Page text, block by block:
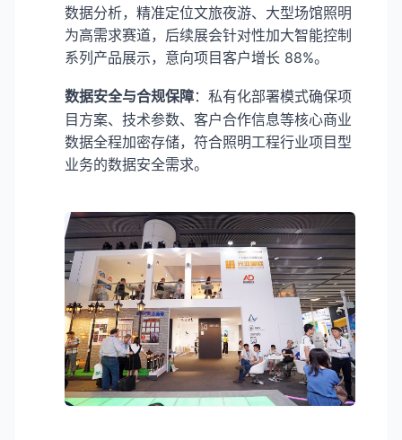
数据分析，精准定位文旅夜游、大型场馆照明
为高需求赛道，后续展会针对性加大智能控制
系列产品展示，意向项目客户增长 88%。
数据安全与合规保障：私有化部署模式确保项
目方案、技术参数、客户合作信息等核心商业
数据全程加密存储，符合照明工程行业项目型
业务的数据安全需求。